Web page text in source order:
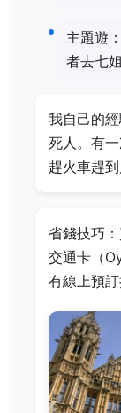
主題遊
者去七
我自己的
死人。有
趕火車趕
省錢技巧
交通卡（
有線上預